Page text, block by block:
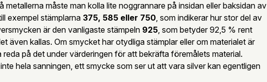
metallerna måste man kolla lite noggrannare på insidan eller baksidan av
exempel stämplarna 375, 585 eller 750, som indikerar hur stor del av
är den vanligaste stämpeln 925, som betyder 92,5 % rent
även kallas. Om smycket har otydliga stämplar eller om materialet är
på det under värderingen för att bekräfta föremålets material.
hela sanningen, ett smycke som ser ut att vara silver kan egentligen